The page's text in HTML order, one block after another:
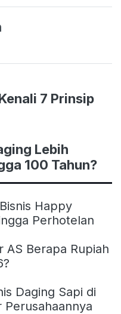
7 Prinsip
Lebih
100 Tahun?
Happy
Perhotelan
AS Berapa Rupiah
Daging Sapi di
Perusahaannya